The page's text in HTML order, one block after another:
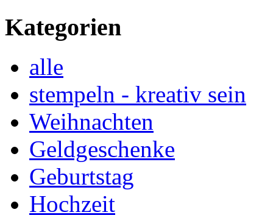
Kategorien
alle
stempeln - kreativ sein
Weihnachten
Geldgeschenke
Geburtstag
Hochzeit